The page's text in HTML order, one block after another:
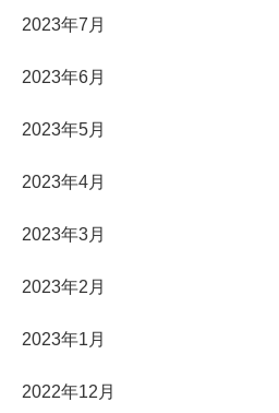
2023年7月
2023年6月
2023年5月
2023年4月
2023年3月
2023年2月
2023年1月
2022年12月